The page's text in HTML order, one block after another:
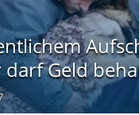
darf Geld